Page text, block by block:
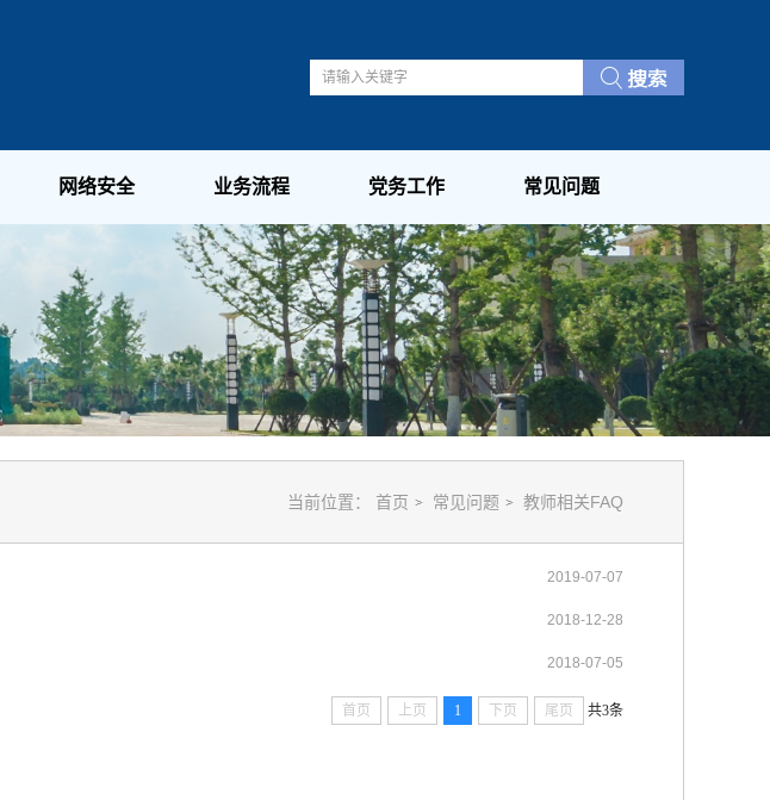
网络安全 业务流程 党务工作 常见问题
当前位置： 首页 常见问题 教师相关FAQ
2019-07-07
2018-12-28
2018-07-05
首页 上页 1 下页 尾页 共3条